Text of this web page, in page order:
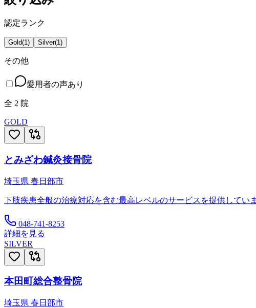
認定ランク
Gold(1) Silver(1)
その他
愛用者の声あり
全 2 院
GOLD
とみざわ鍼灸接骨院
埼玉県 春日部市
下肢疾患全般の治療対応を含む最高レベルのサービスを提供してい
048-741-8253
詳細を見る
SILVER
本田町総合整骨院
埼玉県 春日部市